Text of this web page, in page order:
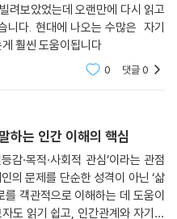
려보았었는데 오랜만에 다시 읽고
니다. 현대에 나오는 수많은 자기
훨씬 도움이됩니다
0 댓글0
하는 인간 이해의 핵심
감·목적·사회적 관심’이라는 관점
의 문제를 단순한 성격이 아닌 ‘삶
를 객관적으로 이해하는 데 도움이
도 읽기 쉽고, 인간관계와 자기성